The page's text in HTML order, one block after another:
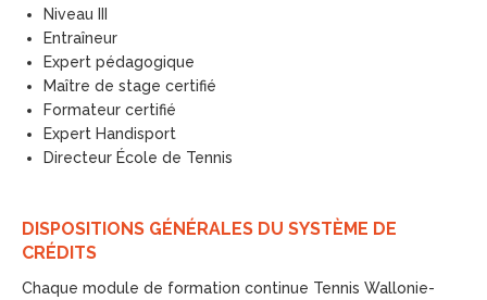
Niveau III
Entraîneur
Expert pédagogique
Maître de stage certifié
Formateur certifié
Expert Handisport
Directeur École de Tennis
DISPOSITIONS GÉNÉRALES DU SYSTÈME DE
CRÉDITS
Chaque module de formation continue Tennis Wallonie-